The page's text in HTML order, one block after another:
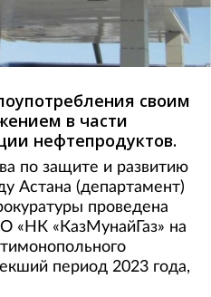
своим
в части
нефтепродуктов.
по защите и развитию
Астана (департамент)
проведена
«НК «КазМунайГаз» на
период 2023 года,